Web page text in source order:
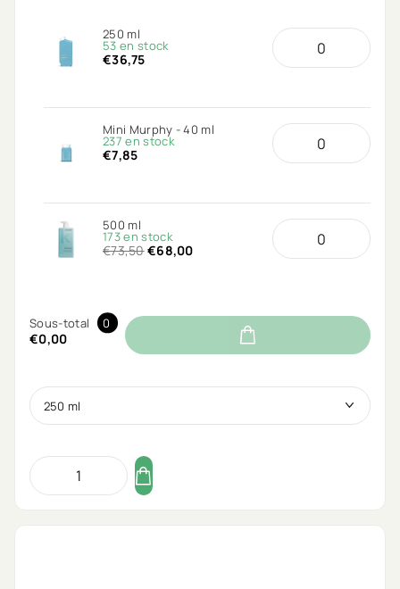
250 ml
53 en stock
€36,75
Mini Murphy - 40 ml
237 en stock
€7,85
500 ml
173 en stock
€73,50€68,00
Sous-total 0
€0,00